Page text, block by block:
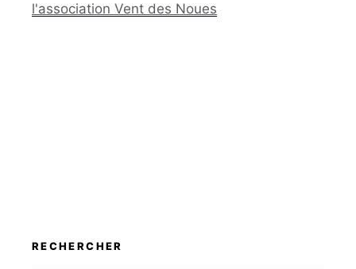
l'association Vent des Noues
RECHERCHER